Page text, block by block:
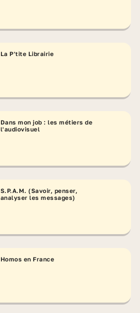
La P'tite Librairie
Dans mon job : les métiers de
l'audiovisuel
S.P.A.M. (Savoir, penser,
analyser les messages)
Homos en France